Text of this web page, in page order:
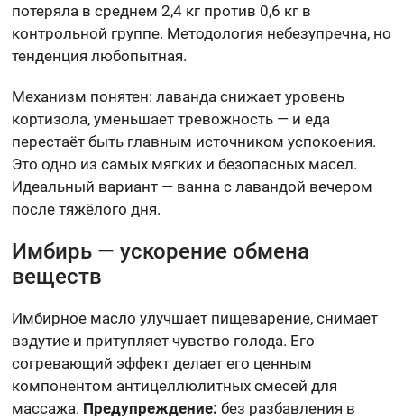
потеряла в среднем 2,4 кг против 0,6 кг в
контрольной группе. Методология небезупречна, но
тенденция любопытная.
Механизм понятен: лаванда снижает уровень
кортизола, уменьшает тревожность — и еда
перестаёт быть главным источником успокоения.
Это одно из самых мягких и безопасных масел.
Идеальный вариант — ванна с лавандой вечером
после тяжёлого дня.
Имбирь — ускорение обмена
веществ
Имбирное масло улучшает пищеварение, снимает
вздутие и притупляет чувство голода. Его
согревающий эффект делает его ценным
компонентом антицеллюлитных смесей для
массажа. Предупреждение: без разбавления в